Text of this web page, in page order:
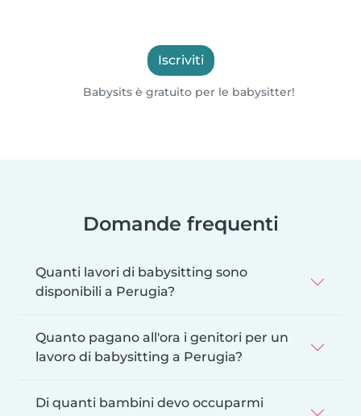
Iscriviti
Babysits è gratuito per le babysitter!
Domande frequenti
Quanti lavori di babysitting sono
disponibili a Perugia?
Quanto pagano all'ora i genitori per un
lavoro di babysitting a Perugia?
Di quanti bambini devo occuparmi